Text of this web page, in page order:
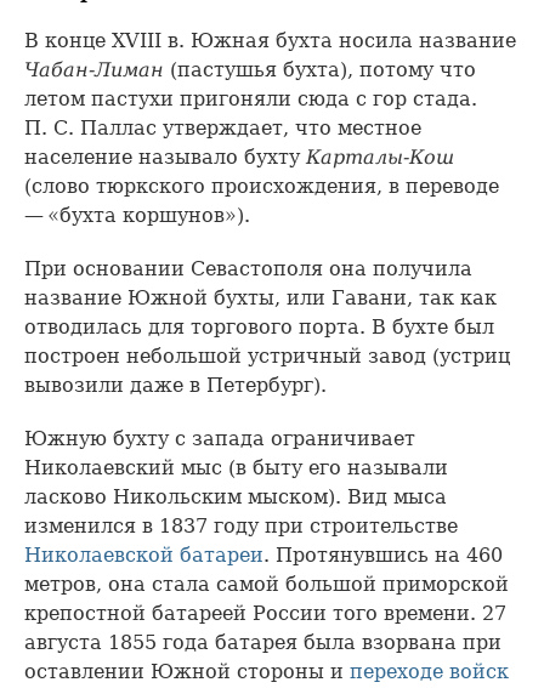
В конце XVIII в. Южная бухта носила название
Чабан-Лиман (пастушья бухта), потому что
летом пастухи пригоняли сюда с гор стада.
П. С. Паллас утверждает, что местное
население называло бухтуКарталы-Кош
(слово тюркского происхождения, в переводе
— «бухта коршунов»).
При основании Севастополя она получила
название Южной бухты, или Гавани, так как
отводилась для торгового порта. В бухте был
построен небольшой устричный завод (устриц
вывозили даже в Петербург).
Южную бухту с запада ограничивает
Николаевский мыс (в быту его называли
ласково Никольским мыском). Вид мыса
изменился в 1837 году при строительстве
Николаевской батареи. Протянувшись на 460
метров, она стала самой большой приморской
крепостной батареей России того времени. 27
августа 1855 года батарея была взорвана при
оставлении Южной стороны и переходе войск